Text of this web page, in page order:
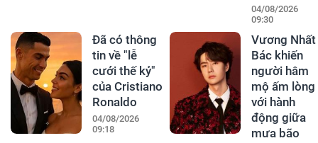
04/08/2026
09:30
Đã có thông
tin về "lễ
cưới thế kỷ"
của Cristiano
Ronaldo
04/08/2026
09:18
Vương Nhất
Bác khiến
người hâm
mộ ấm lòng
với hành
động giữa
mưa bão